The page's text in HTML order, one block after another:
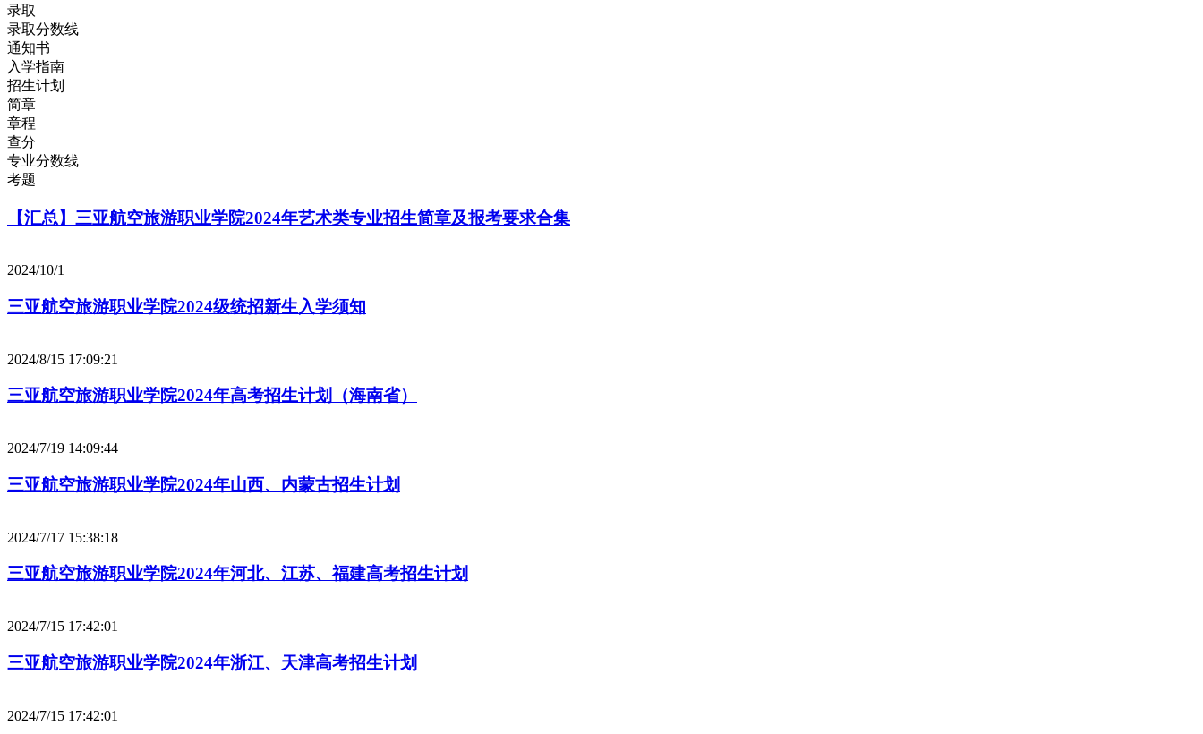
录取
录取分数线
通知书
入学指南
招生计划
简章
章程
查分
专业分数线
考题
【汇总】三亚航空旅游职业学院2024年艺术类专业招生简章及报考要求合集
2024/10/1
三亚航空旅游职业学院2024级统招新生入学须知
2024/8/15 17:09:21
三亚航空旅游职业学院2024年高考招生计划（海南省）
2024/7/19 14:09:44
三亚航空旅游职业学院2024年山西、内蒙古招生计划
2024/7/17 15:38:18
三亚航空旅游职业学院2024年河北、江苏、福建高考招生计划
2024/7/15 17:42:01
三亚航空旅游职业学院2024年浙江、天津高考招生计划
2024/7/15 17:42:01